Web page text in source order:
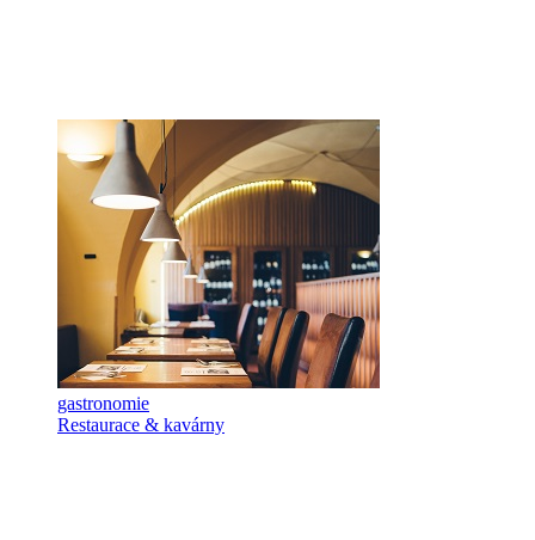
gastronomie
Restaurace & kavárny